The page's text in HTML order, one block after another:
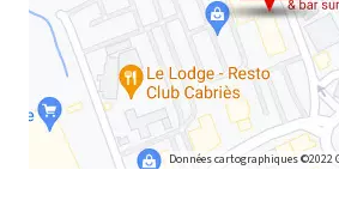
Données cartographiques ©2022